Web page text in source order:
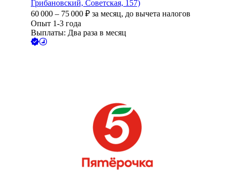
Грибановский, Советская, 157)
60 000 – 75 000 ₽ за месяц, до вычета налогов
Опыт 1-3 года
Выплаты: Два раза в месяц